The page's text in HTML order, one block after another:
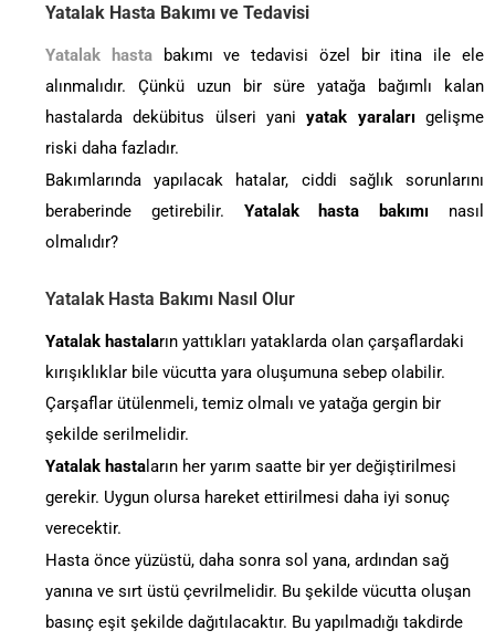
Yatalak Hasta Bakımı ve Tedavisi
Yatalak hasta
bakımı ve tedavisi özel bir itina ile ele
alınmalıdır. Çünkü uzun bir süre yatağa bağımlı kalan
hastalarda dekübitus ülseri yaniyatak yaralarıgelişme
riski daha fazladır.
Bakımlarında yapılacak hatalar, ciddi sağlık sorunlarını
beraberinde getirebilir. Yatalak hasta bakımı nasıl
olmalıdır?
Yatalak Hasta Bakımı Nasıl Olur
Yatalak hastaların yattıkları yataklarda olan çarşaflardaki
kırışıklıklar bile vücutta yara oluşumuna sebep olabilir.
Çarşaflar ütülenmeli, temiz olmalı ve yatağa gergin bir
şekilde serilmelidir.
Yatalak hasta ların her yarım saatte bir yer değiştirilmesi
gerekir. Uygun olursa hareket ettirilmesi daha iyi sonuç
verecektir.
Hasta önce yüzüstü, daha sonra sol yana, ardından sağ
yanına ve sırt üstü çevrilmelidir. Bu şekilde vücutta oluşan
basınç eşit şekilde dağıtılacaktır. Bu yapılmadığı takdirde